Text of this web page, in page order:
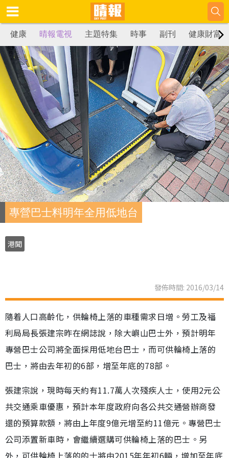
健康 晴報電視 主題特集 時事 副刊 健康財富
專營巴士料明年全用低地台
港聞
發佈時間: 2016/03/14
隨着人口高齡化，供輪椅上落的車種需求日增。勞工及福
利局局長張建宗昨在網誌說，除大嶼山巴士外，預計明年
專營巴士公司將全面採用低地台巴士，而可供輪椅上落的
巴士，將由去年初的6部，增至年底的78部。
張建宗說，現時每天約有11.7萬人次殘疾人士，使用2元公
共交通乘車優惠，預計本年度政府向各公共交通營辦商發
還的預算款額，將由上年度9億元增至約11億元。專營巴士
公司添置新車時，會繼續選購可供輪椅上落的巴士。另
外，可供輪椅上落的的士將由2015年年初6輛，增加至年底